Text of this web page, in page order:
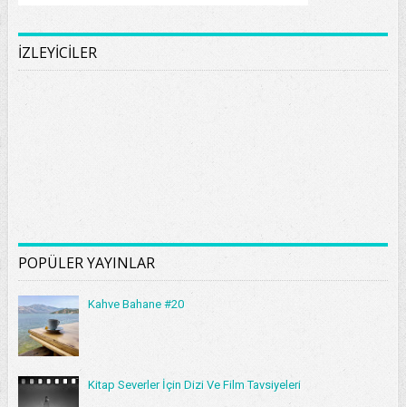
İZLEYİCİLER
POPÜLER YAYINLAR
Kahve Bahane #20
Kitap Severler İçin Dizi Ve Film Tavsiyeleri